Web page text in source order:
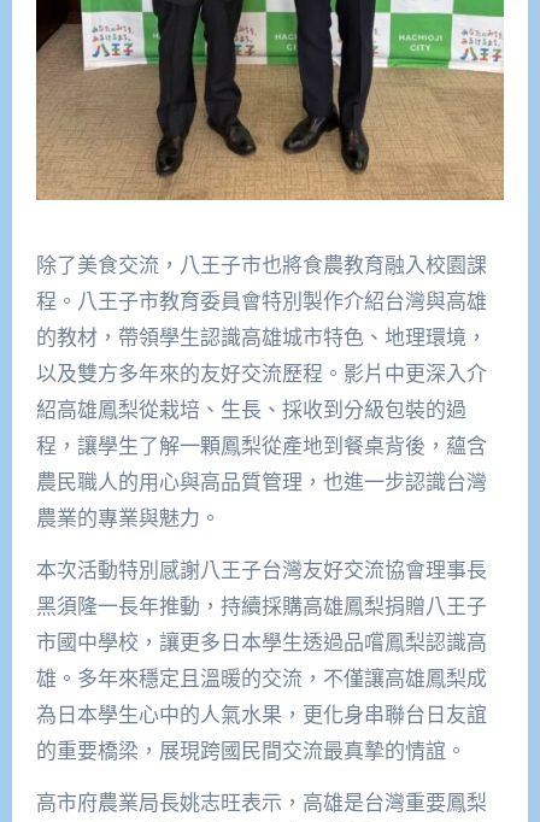
除了美食交流，八王子市也將食農教育融入校園課
程。八王子市教育委員會特別製作介紹台灣與高雄
的教材，帶領學生認識高雄城市特色、地理環境，
以及雙方多年來的友好交流歷程。影片中更深入介
紹高雄鳳梨從栽培、生長、採收到分級包裝的過
程，讓學生了解一顆鳳梨從產地到餐桌背後，蘊含
農民職人的用心與高品質管理，也進一步認識台灣
農業的專業與魅力。
本次活動特別感謝八王子台灣友好交流協會理事長
黑須隆一長年推動，持續採購高雄鳳梨捐贈八王子
市國中學校，讓更多日本學生透過品嚐鳳梨認識高
雄。多年來穩定且溫暖的交流，不僅讓高雄鳳梨成
為日本學生心中的人氣水果，更化身串聯台日友誼
的重要橋梁，展現跨國民間交流最真摯的情誼。
高市府農業局長姚志旺表示，高雄是台灣重要鳳梨